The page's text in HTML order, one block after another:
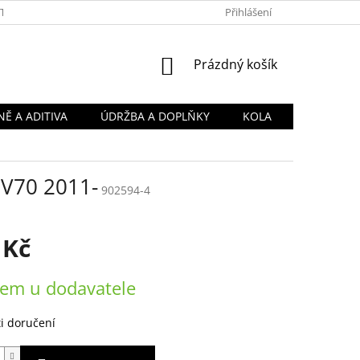
PODMÍNKY OCHRANY OSOBNÍCH
Přihlášení
NÁKUPNÍ
Prázdný košík
A ADITIVA ÚDRŽBA A DOPLŇKY
KOLA
2011- 902594-4
u dodavatele
doručení